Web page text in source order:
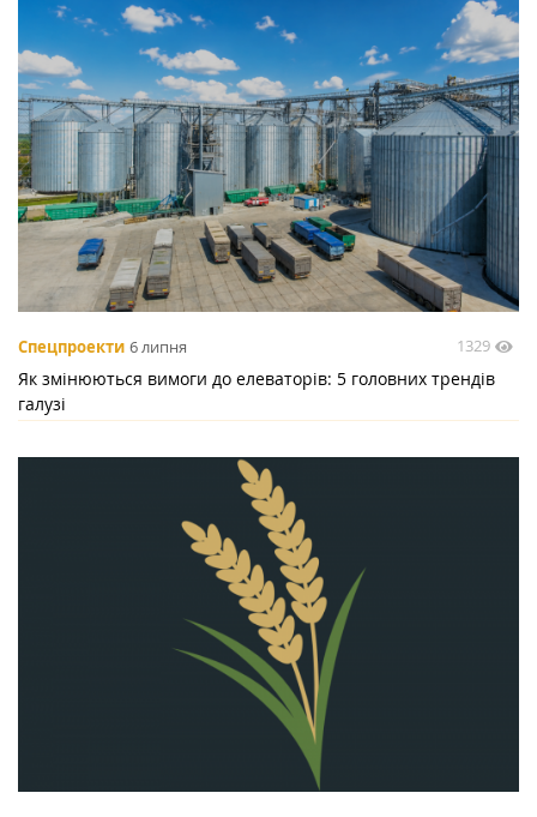
Спецпроекти 6 липня 1329
Як змінюються вимоги до елеваторів: 5 головних трендів
галузі